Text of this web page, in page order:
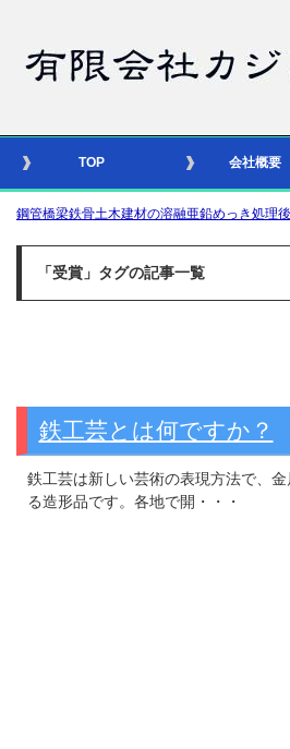
TOP 会社概要
鋼管橋梁鉄骨土木建材の溶融亜鉛めっき処理
「受賞」タグの記事一覧
鉄工芸とは何ですか？
鉄工芸は新しい芸術の表現方法で、
る造形品です。各地で開・・・